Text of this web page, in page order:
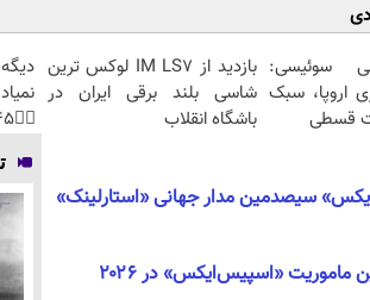
سوئیسی:
اروپا، سبک
قسطی
بازدید از IM LS7 لوکس ترین
شاسی بلند برقی ایران در
باشگاه انقلاب
👈🏻45%تخفیف
سیصدمین مدار جهانی «استارلینک»
ماموریت «اسپیس‌ایکس» در ۲۰۲۶